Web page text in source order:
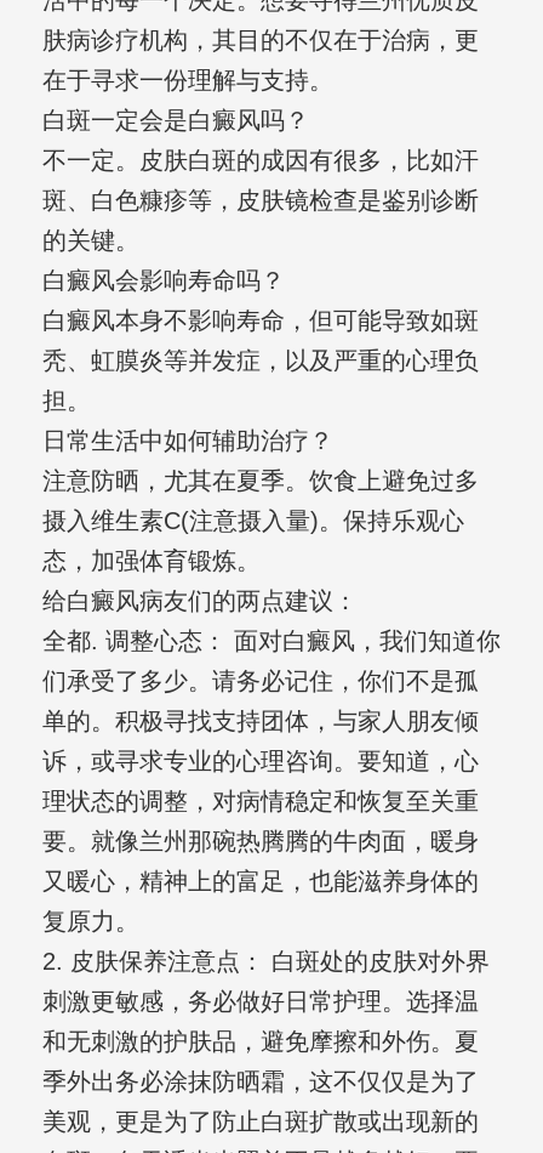
肤病诊疗机构，其目的不仅在于治病，更
在于寻求一份理解与支持。
白斑一定会是白癜风吗？
不一定。皮肤白斑的成因有很多，比如汗
斑、白色糠疹等，皮肤镜检查是鉴别诊断
的关键。
白癜风会影响寿命吗？
白癜风本身不影响寿命，但可能导致如斑
秃、虹膜炎等并发症，以及严重的心理负
担。
日常生活中如何辅助治疗？
注意防晒，尤其在夏季。饮食上避免过多
摄入维生素C(注意摄入量)。保持乐观心
态，加强体育锻炼。
给白癜风病友们的两点建议：
全都. 调整心态： 面对白癜风，我们知道你
们承受了多少。请务必记住，你们不是孤
单的。积极寻找支持团体，与家人朋友倾
诉，或寻求专业的心理咨询。要知道，心
理状态的调整，对病情稳定和恢复至关重
要。就像兰州那碗热腾腾的牛肉面，暖身
又暖心，精神上的富足，也能滋养身体的
复原力。
2. 皮肤保养注意点： 白斑处的皮肤对外界
刺激更敏感，务必做好日常护理。选择温
和无刺激的护肤品，避免摩擦和外伤。夏
季外出务必涂抹防晒霜，这不仅仅是为了
美观，更是为了防止白斑扩散或出现新的